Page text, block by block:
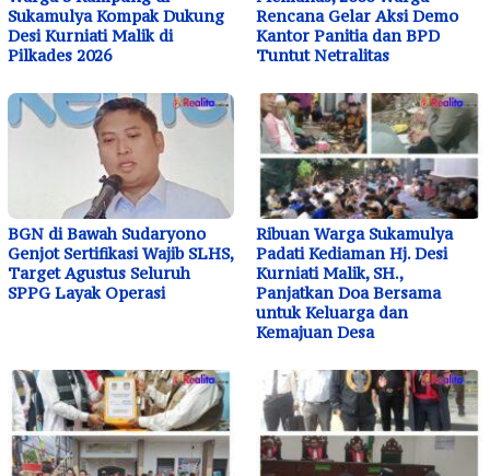
Sukamulya Kompak Dukung
Desi Kurniati Malik di
Pilkades 2026
Rencana Gelar Aksi Demo
Kantor Panitia dan BPD
Tuntut Netralitas
BGN di Bawah Sudaryono
Genjot Sertifikasi Wajib SLHS,
Target Agustus Seluruh
SPPG Layak Operasi
Ribuan Warga Sukamulya
Padati Kediaman Hj. Desi
Kurniati Malik, SH.,
Panjatkan Doa Bersama
untuk Keluarga dan
Kemajuan Desa